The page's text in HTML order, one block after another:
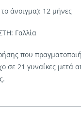
άνοιγμα): 12 μήνες
Γαλλία
που
σε 21 γυναίκες μετά